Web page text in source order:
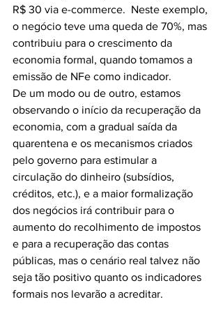
R$ 30 via e-commerce.  Neste exemplo,
o negócio teve uma queda de 70%, mas
contribuiu para o crescimento da
economia formal, quando tomamos a
emissão de NFe como indicador.
De um modo ou de outro, estamos
observando o início da recuperação da
economia, com a gradual saída da
quarentena e os mecanismos criados
pelo governo para estimular a
circulação do dinheiro (subsídios,
créditos, etc.), e a maior formalização
dos negócios irá contribuir para o
aumento do recolhimento de impostos
e para a recuperação das contas
públicas, mas o cenário real talvez não
seja tão positivo quanto os indicadores
formais nos levarão a acreditar.